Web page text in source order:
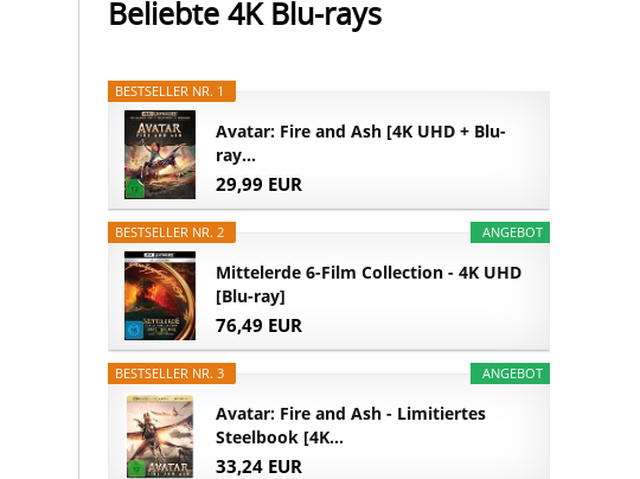
Beliebte 4K Blu-rays
BESTSELLER NR. 1
Avatar: Fire and Ash [4K UHD + Blu-
ray...
29,99 EUR
ANGEBOT
BESTSELLER NR. 2
Mittelerde 6-Film Collection - 4K UHD
[Blu-ray]
76,49 EUR
ANGEBOT
BESTSELLER NR. 3
Avatar: Fire and Ash - Limitiertes
Steelbook [4K...
33,24 EUR